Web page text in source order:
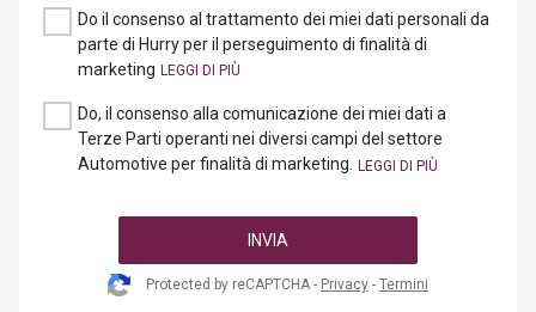
Do il consenso al trattamento dei miei dati personali da
parte di Hurry per il perseguimento di finalità di
marketing
Do, il consenso alla comunicazione dei miei dati a
Terze Parti operanti nei diversi campi del settore
Automotive per finalità di marketing.
INVIA
Protected by reCAPTCHA - Privacy - Termini